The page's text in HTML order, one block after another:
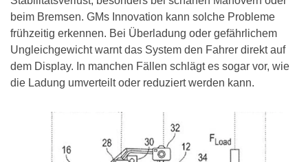
beim Bremsen. GMs Innovation kann solche Probleme
frühzeitig erkennen. Bei Überladung oder gefährlichem
Ungleichgewicht warnt das System den Fahrer direkt auf
dem Display. In manchen Fällen schlägt es sogar vor, wie
die Ladung umverteilt oder reduziert werden kann.